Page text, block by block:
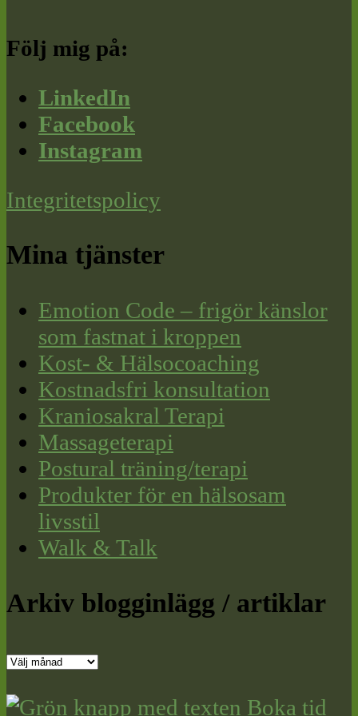
Följ mig på:
LinkedIn
Facebook
Instagram
Integritetspolicy
Mina tjänster
Emotion Code – frigör känslor
som fastnat i kroppen
Kost- & Hälsocoaching
Kostnadsfri konsultation
Kraniosakral Terapi
Massageterapi
Postural träning/terapi
Produkter för en hälsosam
livsstil
Walk & Talk
Arkiv blogginlägg / artiklar
Arkiv
/